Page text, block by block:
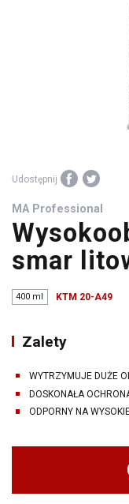
Udostępnij
MA Professional
smar
400 ml KTM 20-A49
Zalety
WYTRZYMUJE DUŻE
DOSKONAŁA
ODPORNY NA